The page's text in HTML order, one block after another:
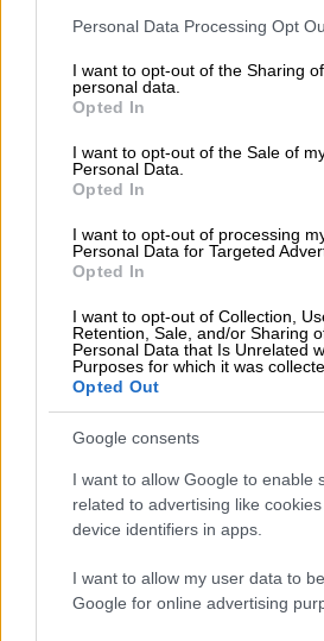
Please note that this website/app
not limited to your visit or usage
grant or deny consent to Google and
use your data for below specified
consent section.
Personal Data Processing Opt
I want to opt-out of the Sharing
personal data.
Opted In
I want to opt-out of the Sale of
Personal Data.
Opted In
I want to opt-out of processing
Personal Data for Targeted
Opted In
I want to opt-out of Collection,
Retention, Sale, and/or Sharing
Personal Data that Is Unrelated
Purposes for which it was
Opted Out
Google consents
I want to allow Google to enable
related to advertising like
device identifiers in apps.
I want to allow my user data to
Google for online advertising
τους εμφιαλωμένο
(όπερ σημαίνει τέσσερα
διαφορετικούς μεζέδες
δικό τους τσίπουρο των
τσίπουρα) συνοδεύεται
διαφορετικούς μεζέδες.
tsipouromezen.jpg
Το δικό τους τσίπουρο το
συνεργασία με την οικογένεια